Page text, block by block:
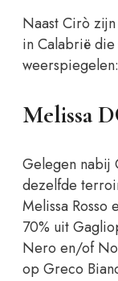
Naast Cirò
in Calabrië
weerspiegelen:
Melissa
Gelegen nabij
dezelfde
Melissa Rosso
70% uit
Nero en/of
op Greco